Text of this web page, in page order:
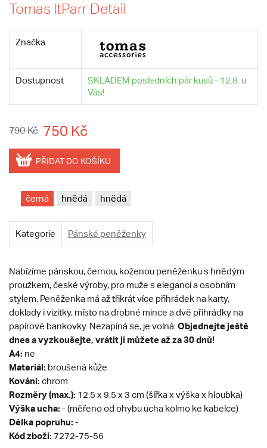
Tomas ItParr Detail
Značka
Dostupnost
SKLADEM posledních pár kusů - 12.8. u
Vás!
790 Kč 750 Kč
PŘIDAT DO KOŠÍKU
černá hnědá hnědá
Kategorie Pánské peněženky
Nabízíme pánskou, černou, koženou peněženku s hnědým
proužkem, české výroby, pro muže s elegancí a osobním
stylem. Peněženka má až třikrát více přihrádek na karty,
doklady i vizitky, místo na drobné mince a dvě přihrádky na
papírové bankovky. Nezapíná se, je volná. Objednejte ještě
dnes a vyzkoušejte, vrátit ji můžete až za 30 dnů!
A4: ne
Materiál: broušená kůže
Kování: chrom
Rozměry (max.): 12,5 x 9,5 x 3 cm (šířka x výška x hloubka)
Výška ucha: - (měřeno od ohybu ucha kolmo ke kabelce)
Délka popruhu: -
Kód zboží: 7272-75-56